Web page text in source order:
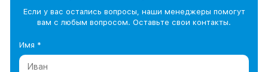
Если у вас остались вопросы, наши менеджеры помогут
вам с любым вопросом. Оставьте свои контакты.
Имя *